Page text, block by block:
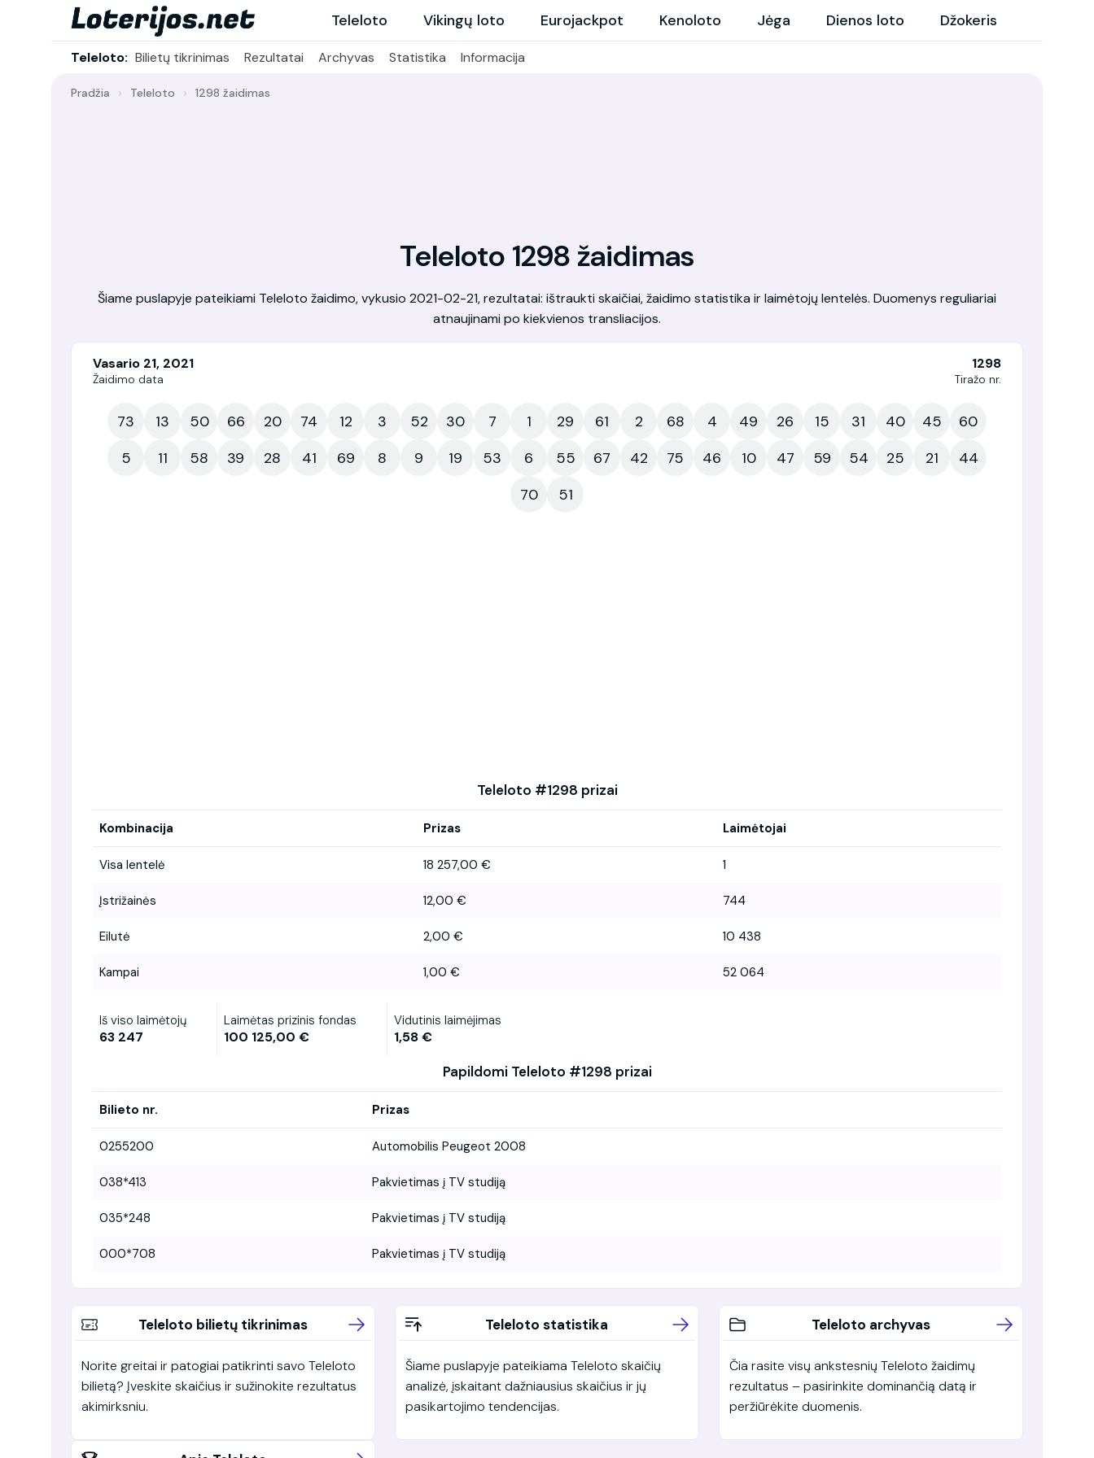
Teleloto Vikingų loto Eurojackpot Kenoloto Jėga Dienos loto Džokeris
Teleloto: Bilietų tikrinimas Rezultatai Archyvas Statistika Informacija
Pradžia Teleloto 1298 žaidimas
Teleloto 1298 žaidimas
Šiame puslapyje pateikiami Teleloto žaidimo, vykusio 2021-02-21, rezultatai: ištraukti skaičiai, žaidimo statistika ir laimėtojų lentelės. Duomenys reguliariai
atnaujinami po kiekvienos transliacijos.
Vasario 21, 2021
Žaidimo data
1298
Tiražo nr.
73 13 50 66 20 74 12 3 52 30 7 1 29 61 2 68 4 49 26 15 31 40 45
60
5
11 58 39 28 41 69 8 9 19 53 6 55 67 42 75 46 10 47 59 54 25 21
44
70
51
Teleloto #1298 prizai
Kombinacija Prizas Laimėtojai
Visa lentelė 18 257,00 € 1
Įstrižainės 12,00 € 744
Eilutė 2,00 € 10 438
Kampai 1,00 € 52 064
Iš viso laimėtojų
63 247
Laimėtas prizinis fondas
100 125,00 €
Vidutinis laimėjimas
1,58 €
Papildomi Teleloto #1298 prizai
Bilieto nr. Prizas
0255200 Automobilis Peugeot 2008
038*413 Pakvietimas į TV studiją
035*248 Pakvietimas į TV studiją
000*708 Pakvietimas į TV studiją
Teleloto bilietų tikrinimas
Norite greitai ir patogiai patikrinti savo Teleloto
bilietą? Įveskite skaičius ir sužinokite rezultatus
akimirksniu.
Teleloto statistika
Šiame puslapyje pateikiama Teleloto skaičių
analizė, įskaitant dažniausius skaičius ir jų
pasikartojimo tendencijas.
Teleloto archyvas
Čia rasite visų ankstesnių Teleloto žaidimų
rezultatus – pasirinkite dominančią datą ir
peržiūrėkite duomenis.